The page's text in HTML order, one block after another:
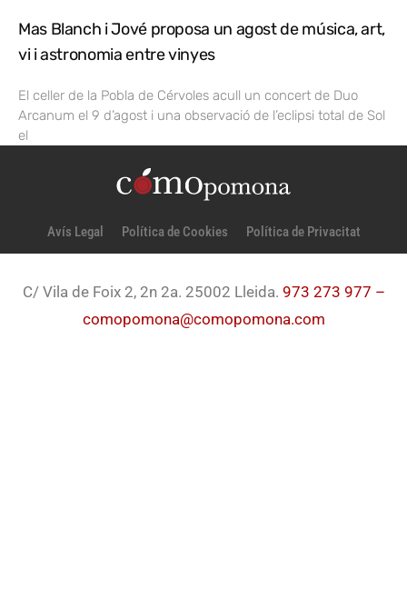
Mas Blanch i Jové proposa un agost de música, art,
vi i astronomia entre vinyes
El celler de la Pobla de Cérvoles acull un concert de Duo
Arcanum el 9 d’agost i una observació de l’eclipsi total de Sol
el
Avís Legal Política de Cookies Política de Privacitat
C/ Vila de Foix 2, 2n 2a. 25002 Lleida. 973 273 977 –
comopomona@comopomona.com